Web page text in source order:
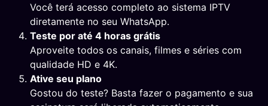
Você terá acesso completo ao sistema IPTV
diretamente no seu WhatsApp.
Teste por até 4 horas grátis
Aproveite todos os canais, filmes e séries com
qualidade HD e 4K.
Ative seu plano
Gostou do teste? Basta fazer o pagamento e sua